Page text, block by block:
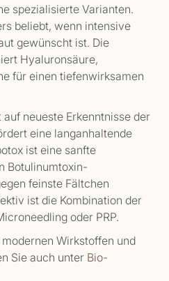
spezialisierte Varianten.
beliebt, wenn intensive
gewünscht ist. Die
Hyaluronsäure,
für einen tiefenwirksamen
neueste Erkenntnisse der
eine langanhaltende
ist eine sanfte
Botulinumtoxin-
feinste Fältchen
ist die Kombination der
oder PRP.
Wirkstoffen und
Sie auch unter Bio-